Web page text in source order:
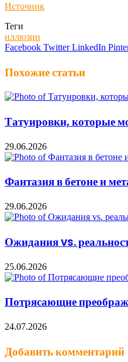
Источник
Теги
иллюзии
Facebook Twitter LinkedIn
Похожие статьи
Татуировки, которые
29.06.2026
Фантазия в бетоне и
29.06.2026
Ожидания vs.
25.06.2026
Потрясающие
24.07.2026
Добавить комментарий